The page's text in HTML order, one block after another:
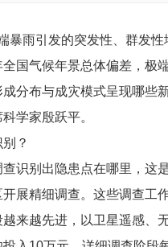
暴雨引发的突发性、群发
国气候年景总体偏差，极
分布与成灾模式呈现哪些
学家殷跃平。
？
识别出隐患点在哪里，
展精细调查。这些调查工
来越先进，以卫星遥感、